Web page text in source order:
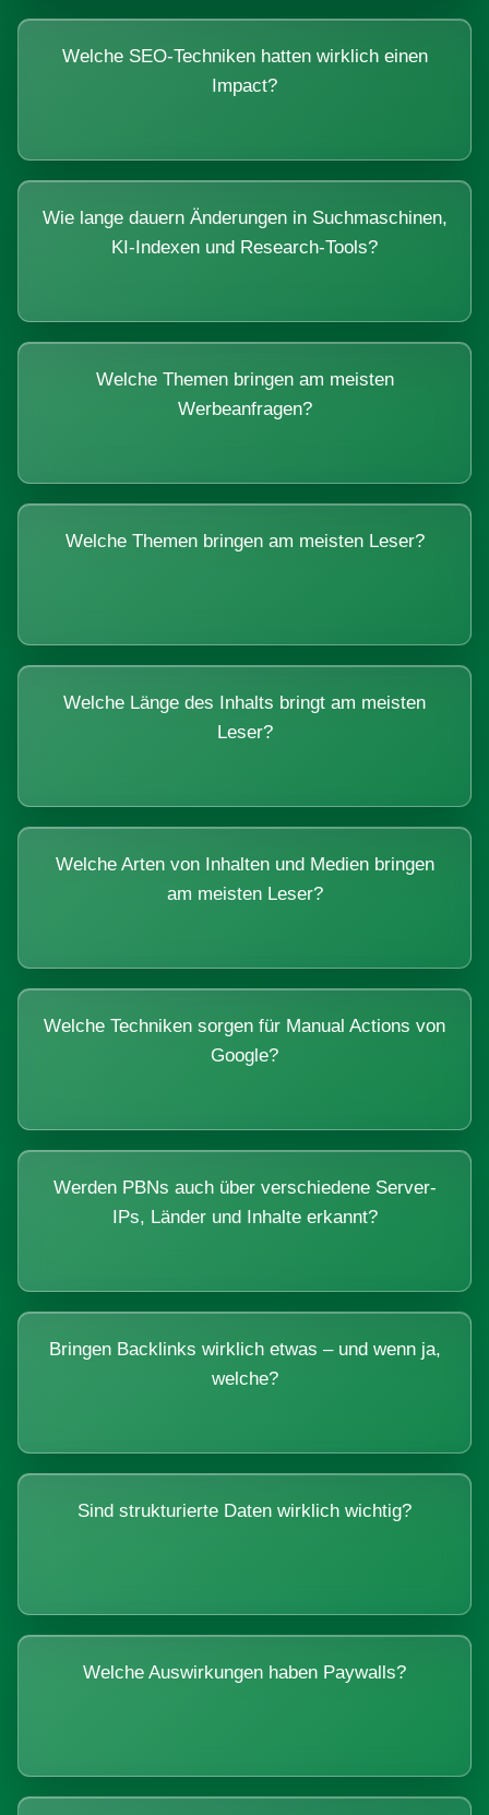
Welche SEO-Techniken hatten wirklich einen
Impact?
Wie lange dauern Änderungen in Suchmaschinen,
KI-Indexen und Research-Tools?
Welche Themen bringen am meisten
Werbeanfragen?
Welche Themen bringen am meisten Leser?
Welche Länge des Inhalts bringt am meisten
Leser?
Welche Arten von Inhalten und Medien bringen
am meisten Leser?
Welche Techniken sorgen für Manual Actions von
Google?
Werden PBNs auch über verschiedene Server-
IPs, Länder und Inhalte erkannt?
Bringen Backlinks wirklich etwas – und wenn ja,
welche?
Sind strukturierte Daten wirklich wichtig?
Welche Auswirkungen haben Paywalls?